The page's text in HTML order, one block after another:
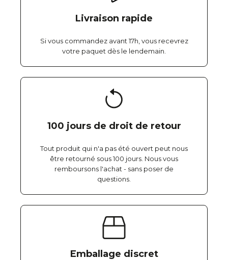
Livraison rapide
Si vous commandez avant 17h, vous recevrez
votre paquet dès le lendemain.
100 jours de droit de retour
Tout produit qui n'a pas été ouvert peut nous
être retourné sous 100 jours. Nous vous
remboursons l'achat - sans poser de
questions.
Emballage discret